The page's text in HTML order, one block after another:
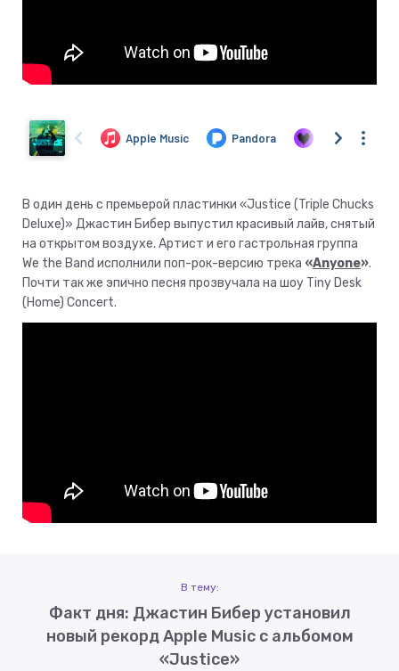
В один день с премьерой пластинки «Justice (Triple Chucks
Deluxe)» Джастин Бибер выпустил красивый лайв, снятый
на открытом воздухе. Артист и его гастрольная группа
We the Band исполнили поп-рок-версию трека «Anyone».
Почти так же эпично песня прозвучала на шоу Tiny Desk
(Home) Concert.
В тему:
Факт дня: Джастин Бибер установил
новый рекорд Apple Music с альбомом
«Justice»